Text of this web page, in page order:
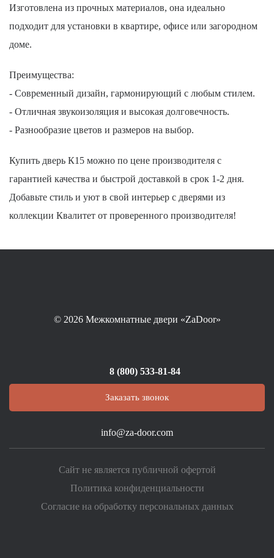
Изготовлена из прочных материалов, она идеально
подходит для установки в квартире, офисе или загородном
доме.
Преимущества:
- Современный дизайн, гармонирующий с любым стилем.
- Отличная звукоизоляция и высокая долговечность.
- Разнообразие цветов и размеров на выбор.
Купить дверь К15 можно по цене производителя с
гарантией качества и быстрой доставкой в срок 1-2 дня.
Добавьте стиль и уют в свой интерьер с дверями из
коллекции Квалитет от проверенного производителя!
© 2026Межкомнатные двери «ZaDoor»
8 (800) 533-81-84
Заказать звонок
info@za-door.com
Сайт не является публичной офертой
Политика конфиденциальности
Согласие на обработку персональных данных